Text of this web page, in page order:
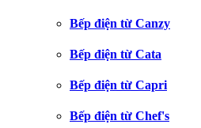
Bếp điện từ Canzy
Bếp điện từ Cata
Bếp điện từ Capri
Bếp điện từ Chef's